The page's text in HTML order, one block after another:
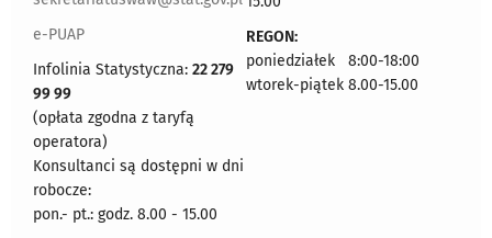
e-PUAP
Infolinia Statystyczna: 22 279
99 99
(opłata zgodna z taryfą
operatora)
Konsultanci są dostępni w dni
robocze:
pon.- pt.: godz. 8.00 - 15.00
REGON:
poniedziałek 8:00-18:00
wtorek-piątek 8.00-15.00